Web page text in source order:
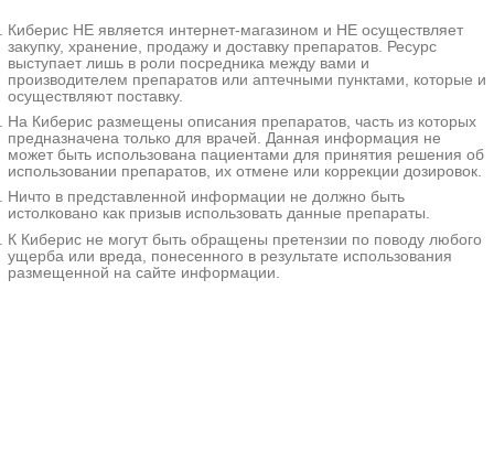
езол +
Дихлорбенз
иловый
спирт +
Лидокаин
Анестетикс|Стрепсилс Плюс|Стрепсилс
Экспресс
Аммиак +
Глицерол +
Этанол
Аммиак+Глицерол+Этанол|Глицерина 25 г,
аммиака раствора 10% 25 мл, этилового спирта
95% 25 мл, воды дистиллированной до 100 мл|
Жидкость для рук
Аскорбинов
Камфора +
Тимол +
[Рацементол
Киберис НЕ является интернет-магазином и НЕ осуществляет
закупку, хранение, продажу и доставку препаратов. Ресурс
выступает лишь в роли посредника между вами и
производителем препаратов или аптечными пунктами, которые и
осуществляют поставку.
На Киберис размещены описания препаратов, часть из которых
предназначена только для врачей. Данная информация не
может быть использована пациентами для принятия решения об
использовании препаратов, их отмене или коррекции дозировок.
Ничто в представленной информации не должно быть
истолковано как призыв использовать данные препараты.
К Киберис не могут быть обращены претензии по поводу любого
ущерба или вреда, понесенного в результате использования
размещенной на сайте информации.